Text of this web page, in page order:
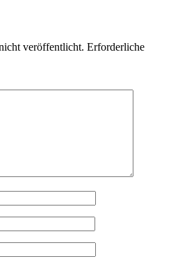
veröffentlicht. Erforderliche